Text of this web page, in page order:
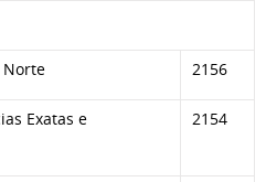
Norte 2156
Exatas e
2154